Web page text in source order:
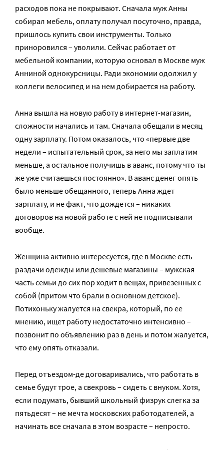
расходов пока не покрывают. Сначала муж Анны
собирал мебель, оплату получал посуточно, правда,
пришлось купить свои инструменты. Только
приноровился – уволили. Сейчас работает от
мебельной компании, которую основал в Москве муж
Анниной однокурсницы. Ради экономии одолжил у
коллеги велосипед и на нем добирается на работу.
Анна вышла на новую работу в интернет-магазин,
сложности начались и там. Сначала обещали в месяц
одну зарплату. Потом оказалось, что «первые две
недели – испытательный срок, за него мы заплатим
меньше, а остальное получишь в аванс, потому что ты
же уже считаешься постоянно». В аванс денег опять
было меньше обещанного, теперь Анна ждет
зарплату, и не факт, что дождется – никаких
договоров на новой работе с ней не подписывали
вообще.
Женщина активно интересуется, где в Москве есть
раздачи одежды или дешевые магазины – мужская
часть семьи до сих пор ходит в вещах, привезенных с
собой (притом что брали в основном детское).
Потихоньку жалуется на свекра, который, по ее
мнению, ищет работу недостаточно интенсивно –
позвонит по объявлению раз в день и потом жалуется,
что ему опять отказали.
Перед отъездом-де договаривались, что работать в
семье будут трое, а свекровь – сидеть с внуком. Хотя,
если подумать, бывший школьный физрук слегка за
пятьдесят – не мечта московских работодателей, а
начинать все сначала в этом возрасте – непросто.